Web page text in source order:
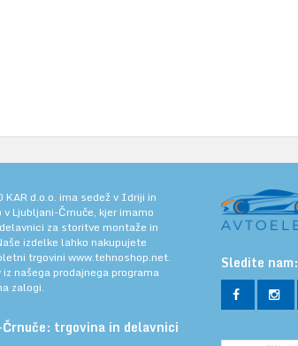
KAR d.o.o. ima sedež v Idriji in
Ljubljani-Črnuče, kjer imamo
za storitve montaže in
izdelke lahko nakupujete
trgovini www.tehnoshop.net.
našega prodajnega programa
zalogi.
Črnuče: trgovina in delavnici
Sledite nam: